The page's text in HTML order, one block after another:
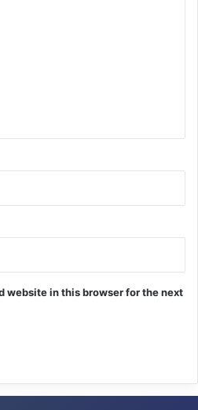
website in this browser for the next